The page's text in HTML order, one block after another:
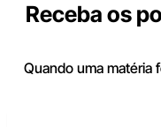
Receba os
Quando uma matéria